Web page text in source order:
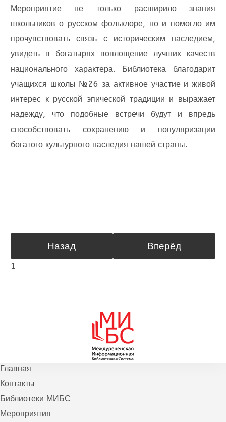
Мероприятие не только расширило знания
школьников о русском фольклоре, но и помогло им
прочувствовать связь с историческим наследием,
увидеть в богатырях воплощение лучших качеств
национального характера. Библиотека благодарит
учащихся школы №26 за активное участие и живой
интерес к русской эпической традиции и выражает
надежду, что подобные встречи будут и впредь
способствовать сохранению и популяризации
богатого культурного наследия нашей страны.
Назад Вперёд
1
Главная
Контакты
Библиотеки МИБС
Мероприятия